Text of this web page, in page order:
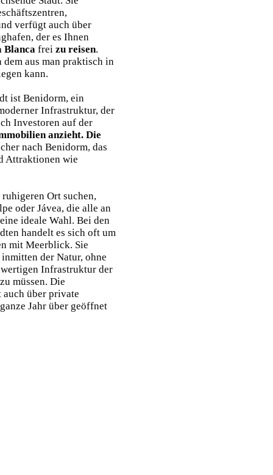
verfügt auch über
der es Ihnen
Blanca frei zu reisen.
aus man praktisch in
kann.
ist Benidorm, ein
Infrastruktur, der
Investoren auf der
anzieht. Die
nach Benidorm, das
Attraktionen wie
Ort suchen,
oder Jávea, die alle an
ideale Wahl. Bei den
handelt es sich oft um
mit Meerblick. Sie
der Natur, ohne
Infrastruktur der
müssen. Die
über private
Jahr über geöffnet